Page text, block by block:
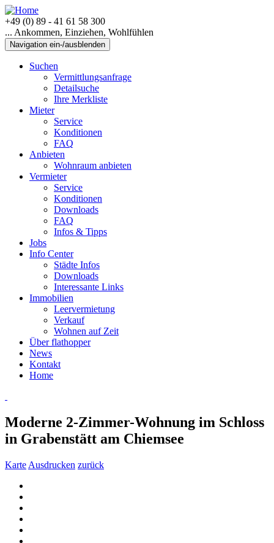
+49 (0) 89 - 41 61 58 300
... Ankommen, Einziehen, Wohlfühlen
Navigation ein-/ausblenden
Suchen
Vermittlungsanfrage
Detailsuche
Ihre Merkliste
Mieter
Service
Konditionen
FAQ
Anbieten
Wohnraum anbieten
Vermieter
Service
Konditionen
Downloads
FAQ
Infos & Tipps
Jobs
Info Center
Städte Infos
Downloads
Interessante Links
Immobilien
Leervermietung
Verkauf
Wohnen auf Zeit
Über flathopper
News
Kontakt
Home
Moderne 2-Zimmer-Wohnung im Schloss
in Grabenstätt am Chiemsee
Karte Ausdrucken zurück